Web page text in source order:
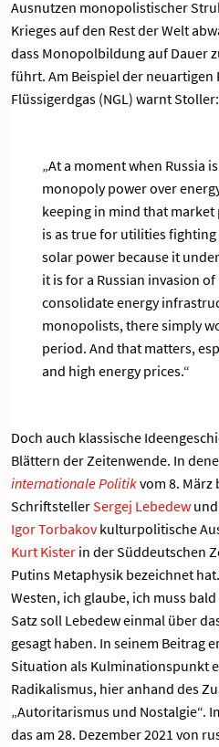
Ausnutzen monopolistischer
Krieges auf den Rest der Welt
dass Monopolbildung auf Dauer
führt. Am Beispiel der
Flüssigerdgas (NGL) warnt Stoller:
„At a moment when Russia
monopoly power over
keeping in mind that market
is as true for utilities
solar power because it
it is for a Russian invasion
consolidate energy
monopolists, there simply
period. And that matters,
and high energy prices.“
Doch auch klassische
Blättern der Zeitenwende. In
internationale Politikvom 8.
SchriftstellerSergej Lebedew
Igor Torbakovkulturpolitische
Kurt Kister in der Süddeutschen
Putins Metaphysik bezeichnet
Westen, ich glaube, ich muss
Satz soll Lebedew einmal über
gesagt haben. In seinem Beitrag
Situation als Kulminationspunkt
Radikalismus, hier anhand des
„Autoritarismus und Nostalgie“.
das am 28. Dezember 2021 von